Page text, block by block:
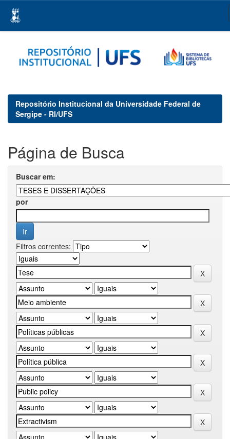
navigation
Repositório Institucional da Universidade Federal de
Sergipe - RI/UFS
Página de Busca
Buscar em:
por
Filtros correntes: